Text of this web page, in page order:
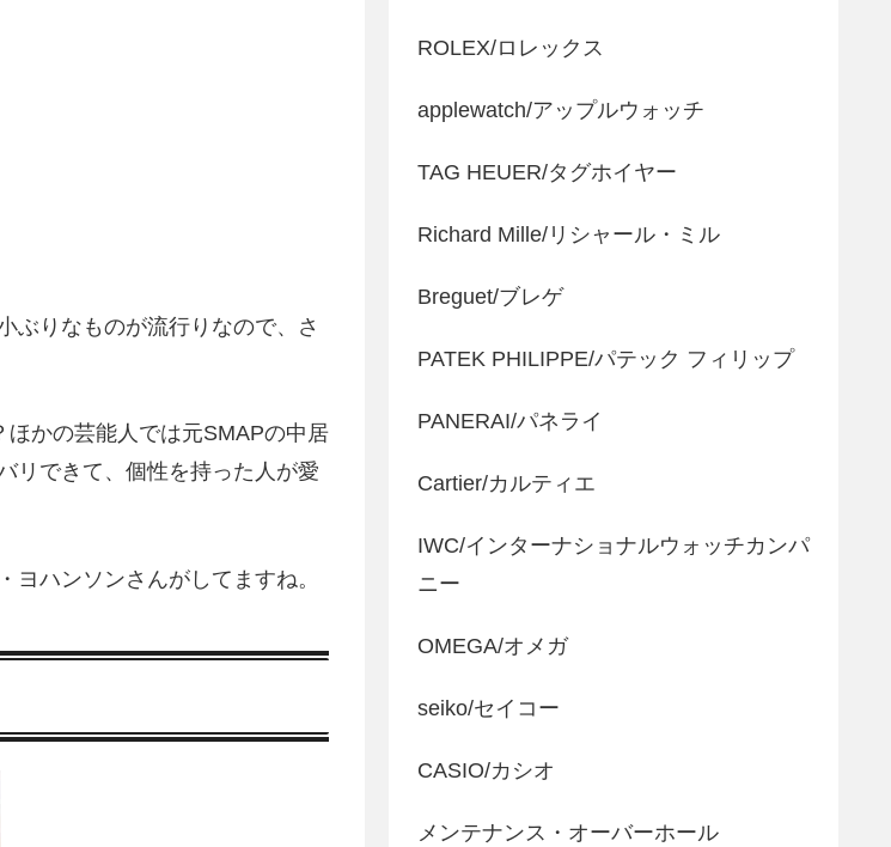
ぶりなものが流行りなので、さ
かの芸能人では元SMAPの中居
リできて、個性を持った人が愛
ハンソンさんがしてますね。
ROLEX/ロレックス
applewatch/アップルウォッチ
TAG HEUER/タグホイヤー
Richard Mille/リシャール・ミル
Breguet/ブレゲ
PATEK PHILIPPE/パテック フィリップ
PANERAI/パネライ
Cartier/カルティエ
IWC/インターナショナルウォッチカンパ
ニー
OMEGA/オメガ
seiko/セイコー
CASIO/カシオ
メンテナンス・オーバーホール